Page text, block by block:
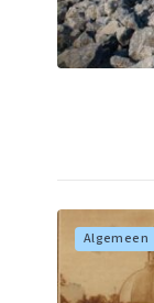
Algemeen